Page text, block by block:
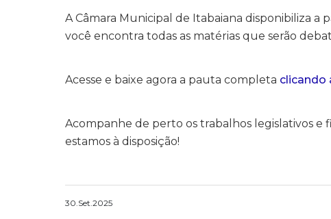
A Câmara Municipal de Itabaiana disponibiliza
você encontra todas as matérias que serão
Acesse e baixe agora a pauta completa clicando
Acompanhe de perto os trabalhos legislativos e
estamos à disposição!
30.Set.2025